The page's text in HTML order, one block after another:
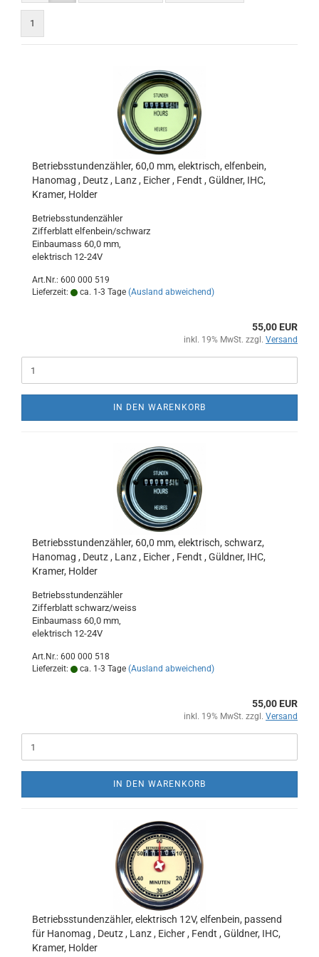
1
Betriebsstundenzähler, 60,0 mm, elektrisch, elfenbein,
Hanomag , Deutz , Lanz , Eicher , Fendt , Güldner, IHC,
Kramer, Holder
Betriebsstundenzähler
Zifferblatt elfenbein/schwarz
Einbaumass 60,0 mm,
elektrisch 12-24V
Art.Nr.: 600 000 519
Lieferzeit:
ca. 1-3 Tage (Ausland abweichend)
55,00 EUR
inkl. 19% MwSt. zzgl. Versand
IN DEN WARENKORB
Betriebsstundenzähler, 60,0 mm, elektrisch, schwarz,
Hanomag , Deutz , Lanz , Eicher , Fendt , Güldner, IHC,
Kramer, Holder
Betriebsstundenzähler
Zifferblatt schwarz/weiss
Einbaumass 60,0 mm,
elektrisch 12-24V
Art.Nr.: 600 000 518
Lieferzeit:
ca. 1-3 Tage (Ausland abweichend)
55,00 EUR
inkl. 19% MwSt. zzgl. Versand
IN DEN WARENKORB
Betriebsstundenzähler, elektrisch 12V, elfenbein, passend
für Hanomag , Deutz , Lanz , Eicher , Fendt , Güldner, IHC,
Kramer, Holder